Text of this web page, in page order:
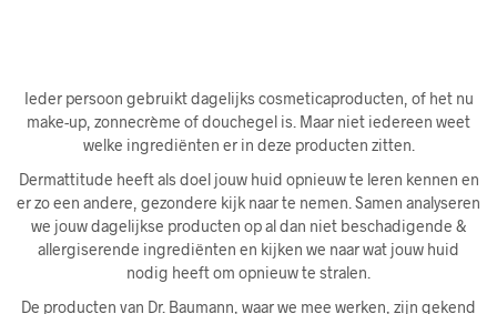
Ieder persoon gebruikt dagelijks cosmeticaproducten, of het nu
make-up, zonnecrème of douchegel is. Maar niet iedereen weet
welke ingrediënten er in deze producten zitten.
Dermattitude heeft als doel jouw huid opnieuw te leren kennen en
er zo een andere, gezondere kijk naar te nemen. Samen analyseren
we jouw dagelijkse producten op al dan niet beschadigende &
allergiserende ingrediënten en kijken we naar wat jouw huid
nodig heeft om opnieuw te stralen.
De producten van Dr. Baumann, waar we mee werken, zijn gekend